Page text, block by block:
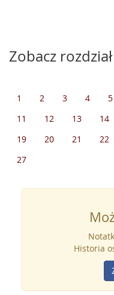
Zobacz rozdział
1 2 3 4 5
11
12 13 14
19
20 21 22
27
Historia